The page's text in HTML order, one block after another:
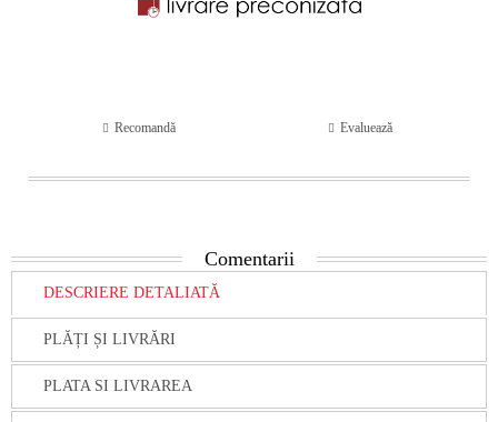
Recomandă Evaluează
Comentarii
DESCRIERE DETALIATĂ
PLĂȚI ȘI LIVRĂRI
PLATA SI LIVRAREA